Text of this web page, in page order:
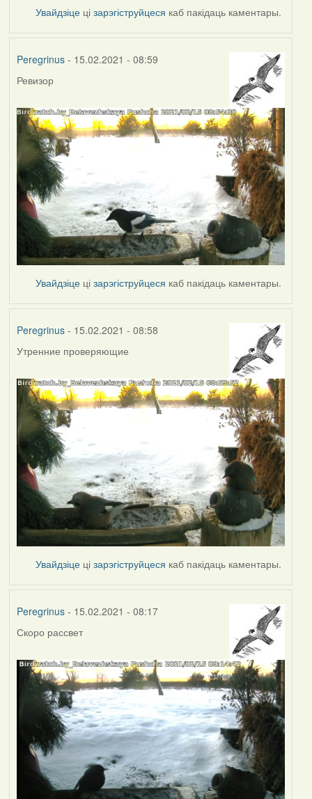
Увайдзіце цізарэгіструйцеся каб пакідаць каментары.
Peregrinus- 15.02.2021 - 08:59
Ревизор
Увайдзіце цізарэгіструйцеся каб пакідаць каментары.
Peregrinus- 15.02.2021 - 08:58
Утренние проверяющие
Увайдзіце цізарэгіструйцеся каб пакідаць каментары.
Peregrinus- 15.02.2021 - 08:17
Скоро рассвет